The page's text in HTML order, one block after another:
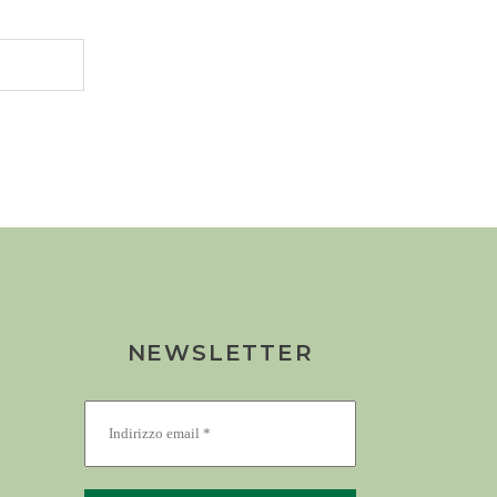
NEWSLETTER